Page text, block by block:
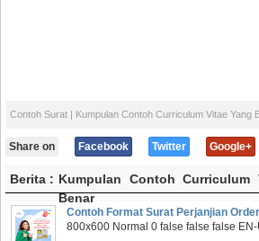
Contoh Surat | Kumpulan Contoh Curriculum Vitae Yang
Share on Facebook Twitter Google+
Berita : Kumpulan Contoh
Benar
Contoh Format Surat Perjanjian Order
800x600 Normal 0 false false false